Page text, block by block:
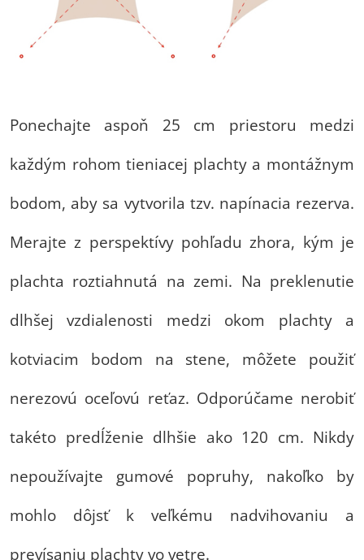
Ponechajte aspoň 25 cm priestoru medzi
každým rohom tieniacej plachty a montážnym
bodom, aby sa vytvorila tzv. napínacia rezerva.
Merajte z perspektívy pohľadu zhora, kým je
plachta roztiahnutá na zemi. Na preklenutie
dlhšej vzdialenosti medzi okom plachty a
kotviacim bodom na stene, môžete použiť
nerezovú oceľovú reťaz. Odporúčame nerobiť
takéto predĺženie dlhšie ako 120 cm. Nikdy
nepoužívajte gumové popruhy, nakoľko by
mohlo dôjsť k veľkému nadvihovaniu a
prevísaniu plachty vo vetre.